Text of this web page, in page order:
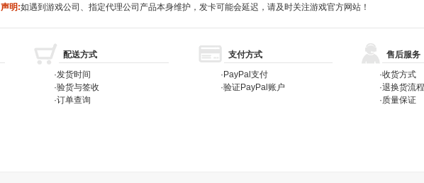
声明:如遇到游戏公司、指定代理公司产品本身维护，发卡可能会延迟，请及时关注游戏官方网站！
配送方式
·发货时间
·验货与签收
·订单查询
支付方式
· PayPal支付
·验证PayPal账户
售后服务
·收货方式
·退换货流程
·质量保证